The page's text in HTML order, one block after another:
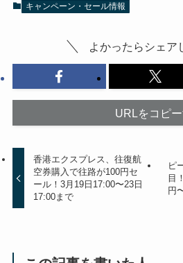
キャンペーン・セール情報
よかったらシェア
URLをコピ
香港エクスプレス、往復航
空券購入で往路が100円セ
ール！3月19日17:00〜23日
17:00まで
ピ
目
円